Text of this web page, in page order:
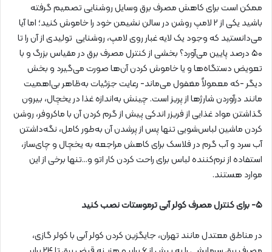
ممکن است برای کاهش مصرف برق وسایل روشنایی تصمیم گرفته
باشید یکی از ۲ لامپ روشن در سالن نشیمن خود را خاموش کنید؛ اما آیا
می‌دانستید که وجود یک لایه غبار روی لامپ، روشنایی تولیدی از آن را تا
۵۰ درصد پایین می‌آورد؟ بخشی از کنترل مصرف برق در مقیاس بزرگ و با
تعویض دستگاه‌ها و یا خاموش کردن آن‌ها صورت می‌گیرد و بخش
دیگر -که معمولاً مغفول می‌ماند- رعایت جزئیات به‌ظاهر بی‌اهمیت
مانند درآوردن شارژها از پریز است. چینش به‌اندازه غذا در یخچال، بیرون
گذاشتن مواد غذایی از فریزر اندکی پیش از گرم کردن آن با ماکروفر، روشن
کردن ماشین لباس‌شویی تنها پس از پرشدن آن به‌طور کامل، نگه‌داشتن
آب سرد و آب گرم در فلاسک برای کاهش مراجعه به یخچال و چای‌ساز،
استفاده از نرم‌کننده لباس برای راحت کردن کار اتو و…تنها برخی از این
موارد هستند.
۵- برای کنترل مصرف کولر آبی ترموستات نصب کنید
در مناطق معتدل مانند تهران، جایگزین کردن کولر آبی با کولر گازی،